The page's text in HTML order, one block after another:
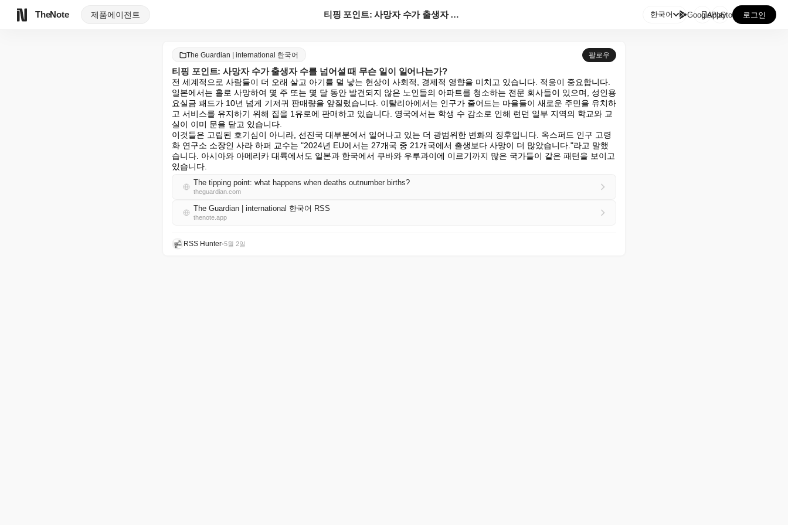
TheNote 제품에이전트 티핑 포인트: 사망자 수가 출생자 수를 넘어설 때 무슨... 한국어 GooglePlay
AppStore 로그인
The Guardian | international 한국어 팔로우
티핑 포인트: 사망자 수가 출생자 수를 넘어설 때 무슨 일이 일어나는가?
전 세계적으로 사람들이 더 오래 살고 아기를 덜 낳는 현상이 사회적, 경제적 영향을 미치고 있습니다. 적응이 중요합니다.
일본에서는 홀로 사망하여 몇 주 또는 몇 달 동안 발견되지 않은 노인들의 아파트를 청소하는 전문 회사들이 있으며, 성인용
요실금 패드가 10년 넘게 기저귀 판매량을 앞질렀습니다. 이탈리아에서는 인구가 줄어드는 마을들이 새로운 주민을 유치하
고 서비스를 유지하기 위해 집을 1유로에 판매하고 있습니다. 영국에서는 학생 수 감소로 인해 런던 일부 지역의 학교와 교
실이 이미 문을 닫고 있습니다.
이것들은 고립된 호기심이 아니라, 선진국 대부분에서 일어나고 있는 더 광범위한 변화의 징후입니다. 옥스퍼드 인구 고령
화 연구소 소장인 사라 하퍼 교수는 "2024년 EU에서는 27개국 중 21개국에서 출생보다 사망이 더 많았습니다."라고 말했
습니다. 아시아와 아메리카 대륙에서도 일본과 한국에서 쿠바와 우루과이에 이르기까지 많은 국가들이 같은 패턴을 보이고
있습니다.
The tipping point: what happens when deaths outnumber births?
theguardian.com
The Guardian | international 한국어 RSS
thenote.app
RSS Hunter•5월 2일